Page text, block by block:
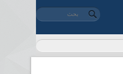
استمارة البحث
‏بحث ‏